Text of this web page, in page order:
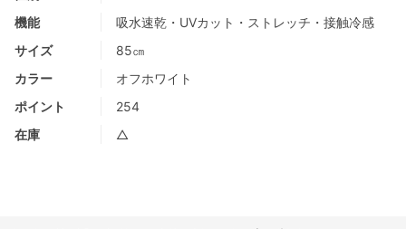
機能
吸水速乾・UVカット・ストレッチ・接触冷感
サイズ
85㎝
カラー
オフホワイト
ポイント
254
在庫
△